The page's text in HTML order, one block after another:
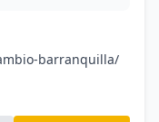
barranquilla/